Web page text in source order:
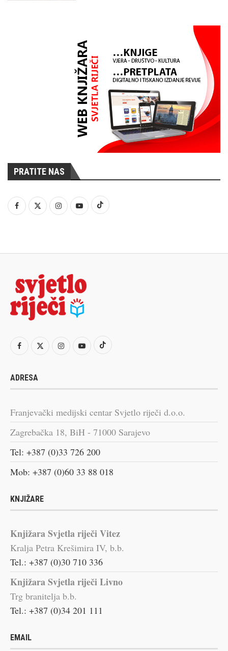
PRATITE NAS
ADRESA
Franjevački medijski centar Svjetlo riječi d.o.o.
Zagrebačka 18, BiH - 71000 Sarajevo
Tel: +387 (0)33 726 200
Mob: +387 (0)60 33 88 018
KNJIŽARE
Knjižara Svjetla riječi Vitez
Kralja Petra Krešimira IV, b.b.
Tel.: +387 (0)30 710 336
Knjižara Svjetla riječi Livno
Trg branitelja b.b.
Tel.: +387 (0)34 201 111
EMAIL